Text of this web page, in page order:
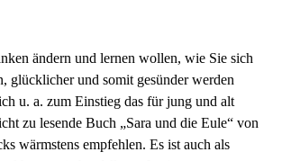
ändern und lernen wollen, wie Sie sich
glücklicher und somit gesünder werden
u. a. zum Einstieg das für jung und alt
zu lesende Buch „Sara und die Eule“ von
wärmstens empfehlen. Es ist auch als